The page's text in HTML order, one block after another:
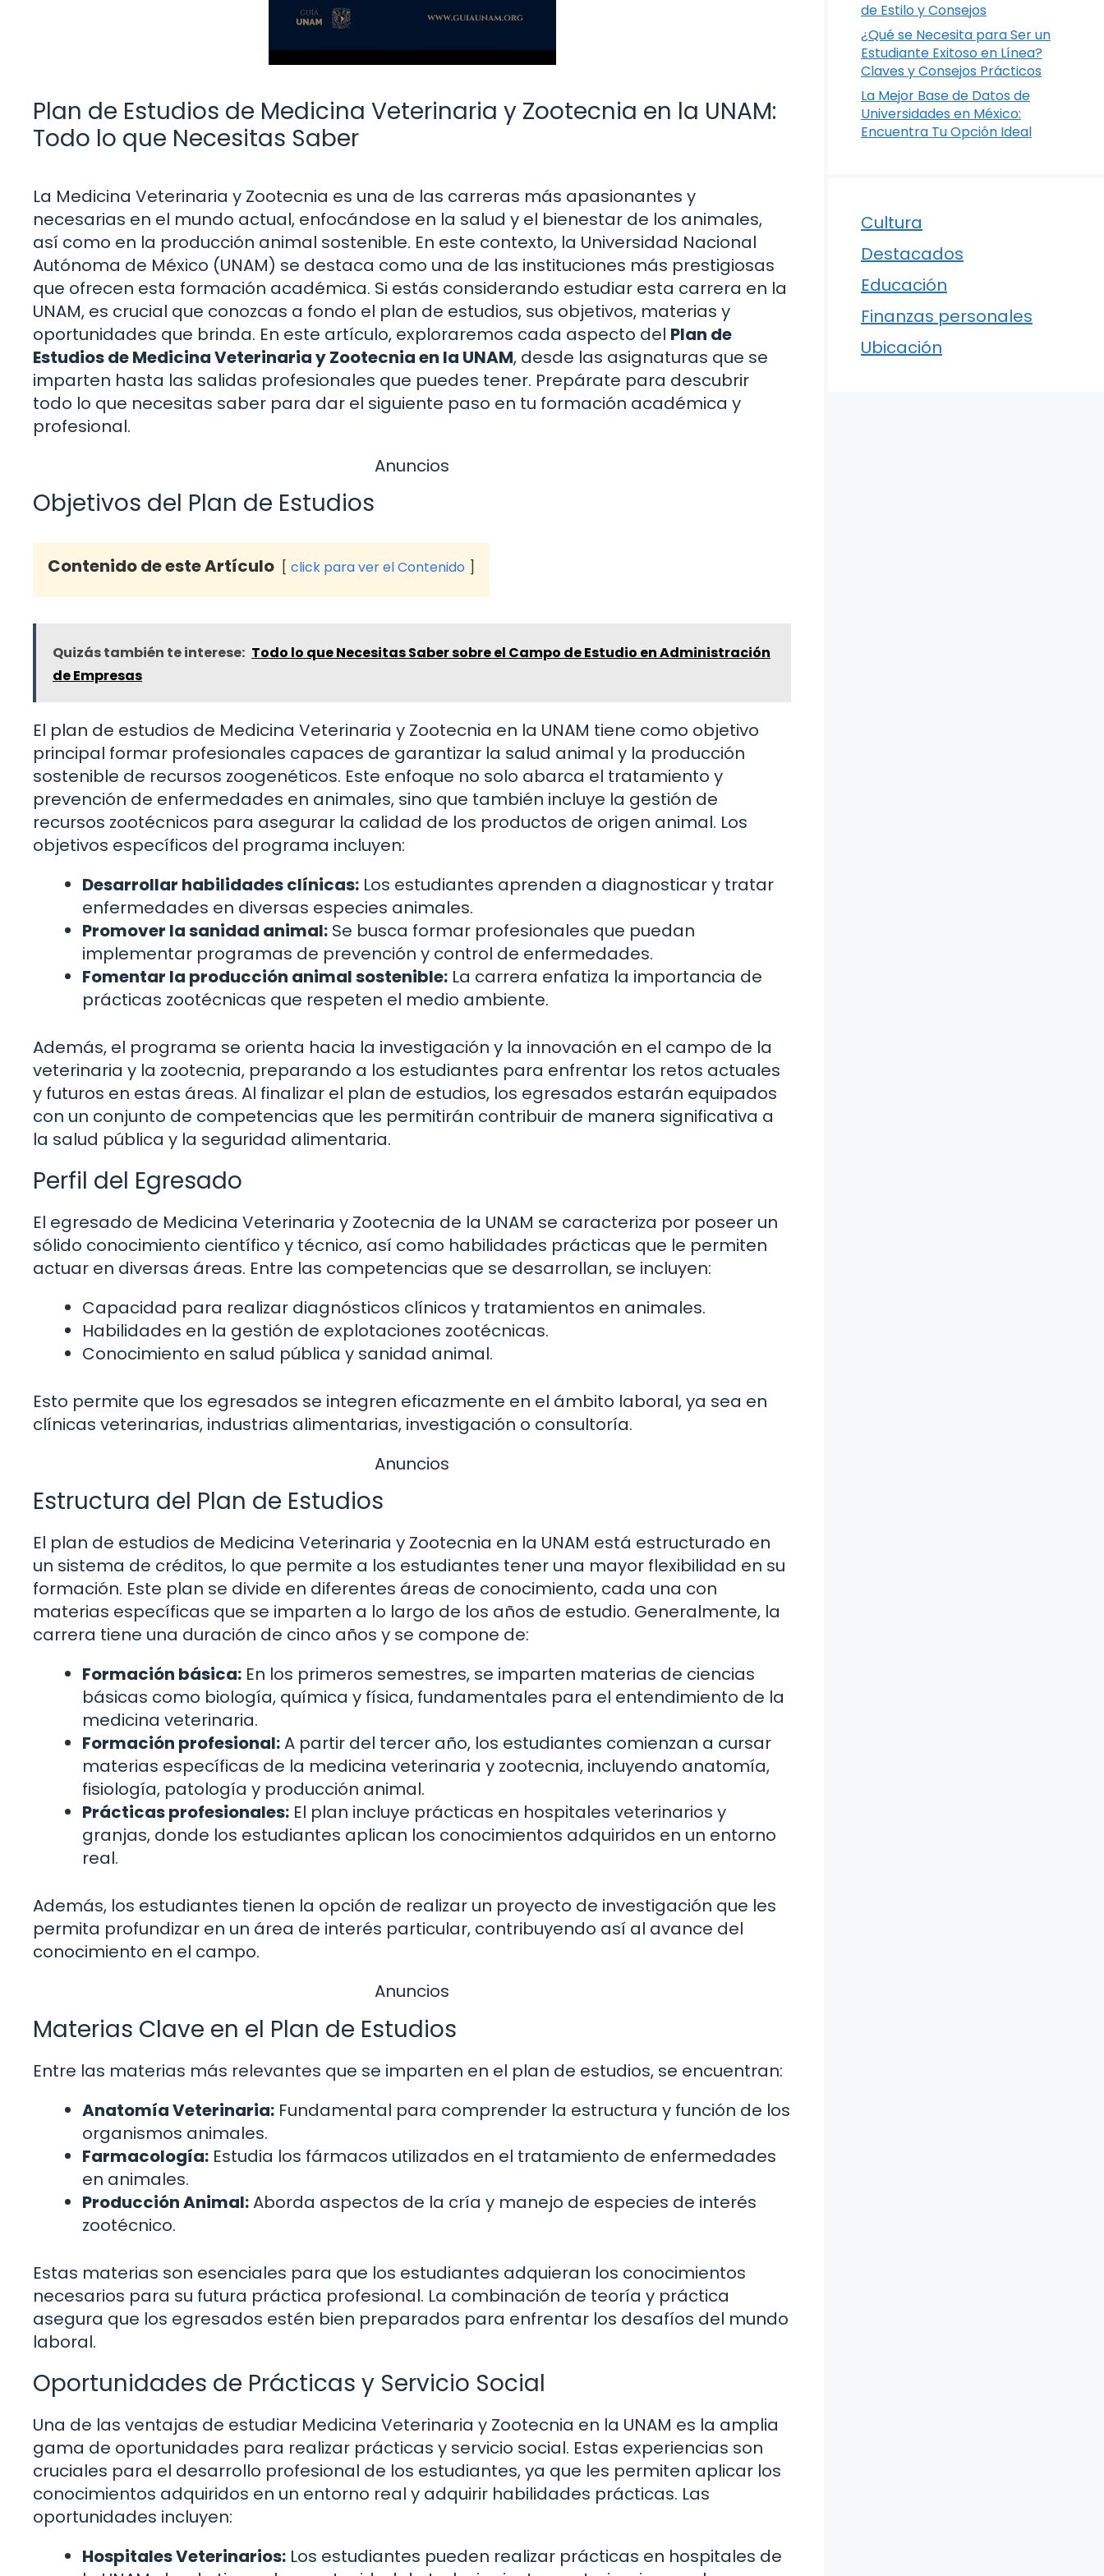
Plan de Estudios de Medicina Veterinaria y Zootecnia en la UNAM:
Todo lo que Necesitas Saber
La Medicina Veterinaria y Zootecnia es una de las carreras más apasionantes y
necesarias en el mundo actual, enfocándose en la salud y el bienestar de los animales,
así como en la producción animal sostenible. En este contexto, la Universidad Nacional
Autónoma de México (UNAM) se destaca como una de las instituciones más prestigiosas
que ofrecen esta formación académica. Si estás considerando estudiar esta carrera en la
UNAM, es crucial que conozcas a fondo el plan de estudios, sus objetivos, materias y
oportunidades que brinda. En este artículo, exploraremos cada aspecto del Plan de
Estudios de Medicina Veterinaria y Zootecnia en la UNAM, desde las asignaturas que se
imparten hasta las salidas profesionales que puedes tener. Prepárate para descubrir
todo lo que necesitas saber para dar el siguiente paso en tu formación académica y
profesional.
Anuncios
Objetivos del Plan de Estudios
Contenido de este Artículo click para ver el Contenido
Quizás también te interese: Todo lo que Necesitas Saber sobre el Campo de Estudio en Administración
de Empresas
El plan de estudios de Medicina Veterinaria y Zootecnia en la UNAM tiene como objetivo
principal formar profesionales capaces de garantizar la salud animal y la producción
sostenible de recursos zoogenéticos. Este enfoque no solo abarca el tratamiento y
prevención de enfermedades en animales, sino que también incluye la gestión de
recursos zootécnicos para asegurar la calidad de los productos de origen animal. Los
objetivos específicos del programa incluyen:
Desarrollar habilidades clínicas: Los estudiantes aprenden a diagnosticar y tratar
enfermedades en diversas especies animales.
Promover la sanidad animal: Se busca formar profesionales que puedan
implementar programas de prevención y control de enfermedades.
Fomentar la producción animal sostenible: La carrera enfatiza la importancia de
prácticas zootécnicas que respeten el medio ambiente.
Además, el programa se orienta hacia la investigación y la innovación en el campo de la
veterinaria y la zootecnia, preparando a los estudiantes para enfrentar los retos actuales
y futuros en estas áreas. Al finalizar el plan de estudios, los egresados estarán equipados
con un conjunto de competencias que les permitirán contribuir de manera significativa a
la salud pública y la seguridad alimentaria.
Perfil del Egresado
El egresado de Medicina Veterinaria y Zootecnia de la UNAM se caracteriza por poseer un
sólido conocimiento científico y técnico, así como habilidades prácticas que le permiten
actuar en diversas áreas. Entre las competencias que se desarrollan, se incluyen:
Capacidad para realizar diagnósticos clínicos y tratamientos en animales.
Habilidades en la gestión de explotaciones zootécnicas.
Conocimiento en salud pública y sanidad animal.
Esto permite que los egresados se integren eficazmente en el ámbito laboral, ya sea en
clínicas veterinarias, industrias alimentarias, investigación o consultoría.
Anuncios
Estructura del Plan de Estudios
El plan de estudios de Medicina Veterinaria y Zootecnia en la UNAM está estructurado en
un sistema de créditos, lo que permite a los estudiantes tener una mayor flexibilidad en su
formación. Este plan se divide en diferentes áreas de conocimiento, cada una con
materias específicas que se imparten a lo largo de los años de estudio. Generalmente, la
carrera tiene una duración de cinco años y se compone de:
Formación básica: En los primeros semestres, se imparten materias de ciencias
básicas como biología, química y física, fundamentales para el entendimiento de la
medicina veterinaria.
Formación profesional:A partir del tercer año, los estudiantes comienzan a cursar
materias específicas de la medicina veterinaria y zootecnia, incluyendo anatomía,
fisiología, patología y producción animal.
Prácticas profesionales: El plan incluye prácticas en hospitales veterinarios y
granjas, donde los estudiantes aplican los conocimientos adquiridos en un entorno
real.
Además, los estudiantes tienen la opción de realizar un proyecto de investigación que les
permita profundizar en un área de interés particular, contribuyendo así al avance del
conocimiento en el campo.
Anuncios
Materias Clave en el Plan de Estudios
Entre las materias más relevantes que se imparten en el plan de estudios, se encuentran:
Anatomía Veterinaria: Fundamental para comprender la estructura y función de los
organismos animales.
Farmacología: Estudia los fármacos utilizados en el tratamiento de enfermedades
en animales.
Producción Animal:Aborda aspectos de la cría y manejo de especies de interés
zootécnico.
Estas materias son esenciales para que los estudiantes adquieran los conocimientos
necesarios para su futura práctica profesional. La combinación de teoría y práctica
asegura que los egresados estén bien preparados para enfrentar los desafíos del mundo
laboral.
Oportunidades de Prácticas y Servicio Social
Una de las ventajas de estudiar Medicina Veterinaria y Zootecnia en la UNAM es la amplia
gama de oportunidades para realizar prácticas y servicio social. Estas experiencias son
cruciales para el desarrollo profesional de los estudiantes, ya que les permiten aplicar los
conocimientos adquiridos en un entorno real y adquirir habilidades prácticas. Las
oportunidades incluyen:
Hospitales Veterinarios: Los estudiantes pueden realizar prácticas en hospitales de
de Estilo y Consejos
¿Qué se Necesita para Ser un
Estudiante Exitoso en Línea?
Claves y Consejos Prácticos
La Mejor Base de Datos de
Universidades en México:
Encuentra Tu Opción Ideal
Cultura
Destacados
Educación
Finanzas personales
Ubicación